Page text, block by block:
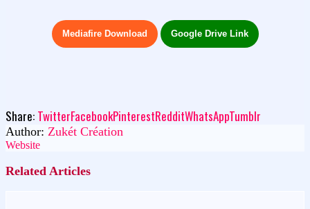
Mediafire Download Google Drive Link
Share: TwitterFacebookPinterestRedditWhatsAppTumblr
Author: Zukét Création
Website
Related Articles